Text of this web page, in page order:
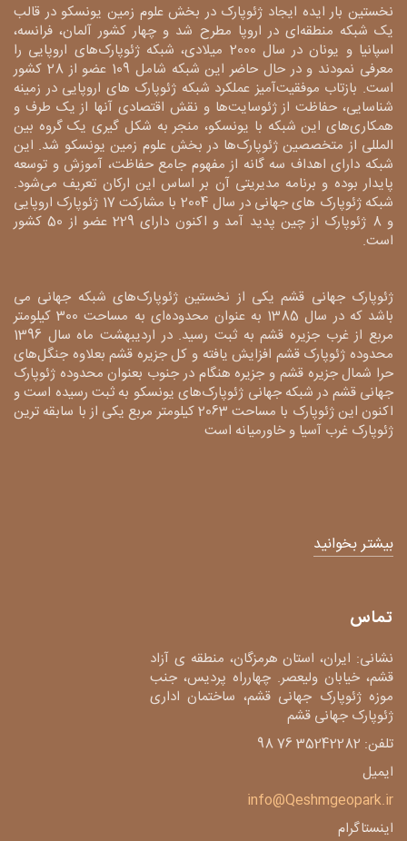
نخستین بار ایده ایجاد ژئوپارک در بخش علوم زمین یونسکو در قالب
یک شبکه منطقه‌ای در اروپا مطرح شد و چهار کشور آلمان، فرانسه،
اسپانیا و یونان در سال 2000 میلادی، شبکه ژئوپارک‌های اروپایی را
معرفی نمودند و در حال حاضر این شبکه شامل 109 عضو از 28 کشور
است. بازتاب موفقیت‌آمیز عملکرد شبکه ژئوپارک های اروپایی در زمینه
شناسایی، حفاظت از ژئوسایت‌ها و نقش اقتصادی آنها از یک طرف و
همکاری‌های این شبکه با یونسکو، منجر به شکل گیری یک گروه بین
المللی از متخصصین ژئوپارک‌ها در بخش علوم زمین یونسکو شد. این
شبکه دارای اهداف سه گانه از مفهوم جامع حفاظت، آموزش و توسعه
پایدار بوده و برنامه مدیریتی آن بر اساس این ارکان تعریف می‌شود.
شبکه ژئوپارک های جهانی در سال 2004 با مشارکت 17 ژئوپارک اروپایی
و 8 ژئوپارک از چین پدید آمد و اکنون دارای 229 عضو از 50 کشور
است.
ژئوپارک جهانی قشم یکی از نخستین ژئوپارک‌های شبکه جهانی می
باشد که در سال 1385 به عنوان محدوده‌ای به مساحت 300 کیلومتر
مربع از غرب جزیره قشم به ثبت رسید. در اردیبهشت ماه سال 1396
محدوده ژئوپارک قشم افزایش یافته و کل جزیره قشم بعلاوه جنگل‌های
حرا شمال جزیره قشم و جزیره هنگام در جنوب بعنوان محدوده ژئوپارک
جهانی قشم در شبکه جهانی ژئوپارک‌های یونسکو به ثبت رسیده است و
اکنون این ژئوپارک با مساحت 2063 کیلومتر مربع یکی از با سابقه ترین
ژئوپارک غرب آسیا و خاورمیانه است
بیشتر بخوانید
تماس
نشانی: ایران، استان هرمزگان، منطقه ی آزاد
قشم، خیابان ولیعصر. چهارراه پردیس، جنب
موزه ژئوپارک جهانی قشم، ساختمان اداری
ژئوپارک جهانی قشم
تلفن: 35242282 76 98
ایمیل
info@Qeshmgeopark.ir
اینستاگرام